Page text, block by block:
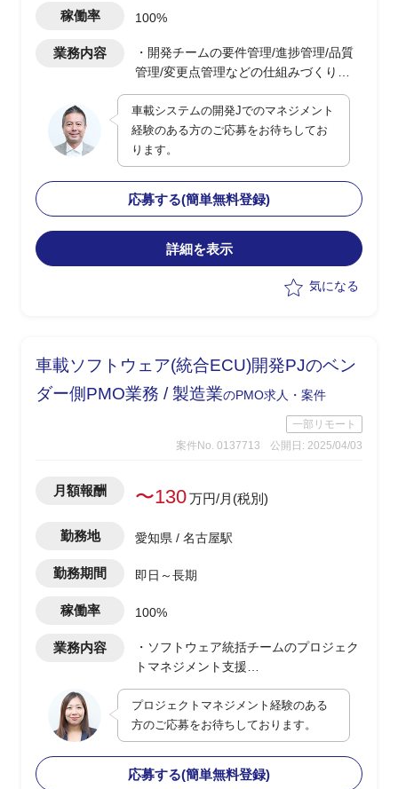
稼働率 100%
業務内容
・開発チームの要件管理/進捗管理/品質
管理/変更点管理などの仕組みづくり
・PJ全般のリソース管理
・各種報告資料の作成
・各ステークホルダー(顧客や各ベンダ
ー)との折衝業務
車載システムの開発Jでのマネジメント
経験のある方のご応募をお待ちしてお
ります。
応募する(簡単無料登録)
詳細を表示
気になる
車載ソフトウェア(統合ECU)開発PJのベン
ダー側PMO業務 / 製造業のPMO求人・案件
一部リモート
案件No. 0137713
公開日: 2025/04/03
月額報酬 〜130万円/月(税別)
勤務地 愛知県 / 名古屋駅
勤務期間 即日～長期
稼働率 100%
業務内容
・ソフトウェア統括チームのプロジェク
トマネジメント支援
・複数機能チームの要件管理/進捗管理/
品質管理/変更点管理などの仕組みづくり
・プロジェクト週報作成と月報作成
・リスク高案件の監視(アーキテクチャ
ーワーキング活動)
プロジェクトマネジメント経験のある
方のご応募をお待ちしております。
応募する(簡単無料登録)